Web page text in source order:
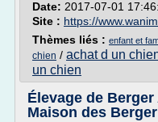
Date: 2017-07-01
Site : https://
Thèmes liés : enfant et
chien / achat d un
un chien
Élevage de
Maison des